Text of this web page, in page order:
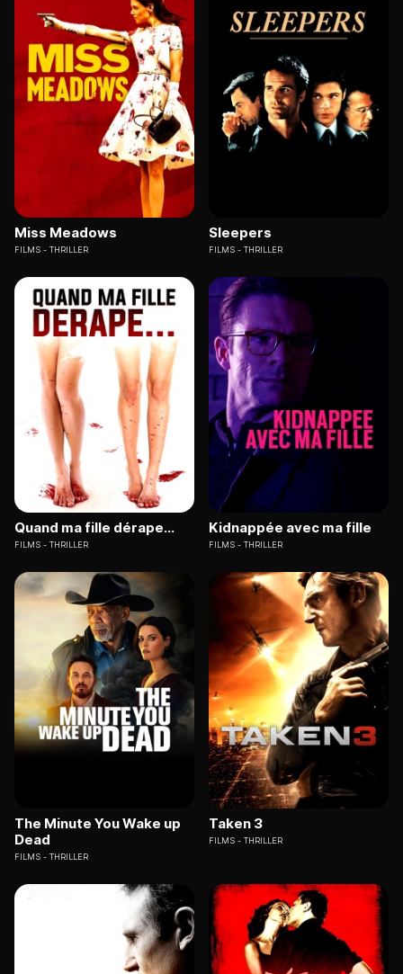
les suspects interrogés. Il faisait partie d’une
bande de malfrats qui, sans se connaître, ont été
mystérieusement réunis au cours d’une garde à
vue à New York, par la seule manipulation d’un
certain Keyser Söze, criminel machiavélique
possédant une intelligence hors du commun.
Miss Meadows
FILMS THRILLER
Sleepers
FILMS THRILLER
Quand ma fille dérape...
FILMS THRILLER
Kidnappée avec ma fille
FILMS THRILLER
The Minute You Wake up
Dead
FILMS THRILLER
Taken 3
FILMS THRILLER